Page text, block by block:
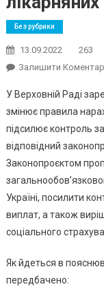
Без рубрики
13.09.2022 263
Залишити Коментар
У Верховній Раді
змінює правила
підсилює контроль
відповідний
Законопроєктом
Україні, посилити
виплат, а також
соціального
Як йдеться в
передбачено: